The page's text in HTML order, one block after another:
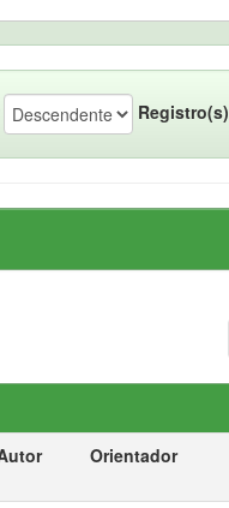
Registro(s)
Orientador